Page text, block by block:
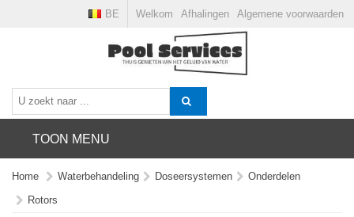
Welkom Afhalingen Algemene voorwaarden
BE
TOON MENU
Home Waterbehandeling Doseersystemen
Onderdelen
Rotors